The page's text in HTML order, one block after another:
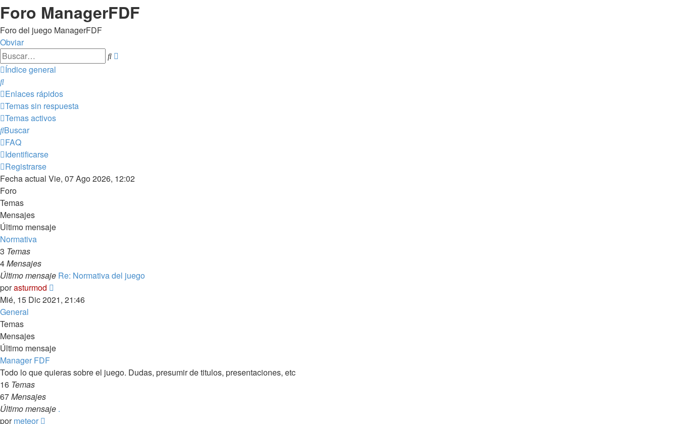
Foro ManagerFDF
Foro del juego ManagerFDF
Obviar
Buscar
Índice general
Buscar
Enlaces rápidos
Temas sin respuesta
Temas activos
Buscar
FAQ
Identificarse
Registrarse
Fecha actual Vie, 07 Ago 2026, 12:02
Foro
Temas
Mensajes
Último mensaje
Normativa
3 Temas
4Mensajes
Último mensaje Re: Normativa del juego
porasturmod
último
Mié, 15 Dic 2021, 21:46
General
Temas
Mensajes
Último mensaje
Manager FDF
Todo lo que quieras sobre el juego. Dudas, presumir de titulos, presentaciones, etc
16 Temas
67Mensajes
Último mensaje .
pormeteor